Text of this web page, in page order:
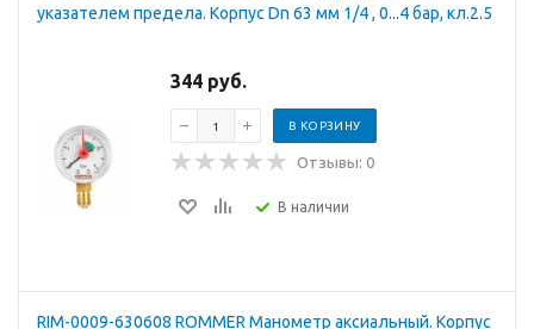
указателем предела. Корпус Dn 63 мм 1/4 , 0...4 бар, кл.2.5
344 руб.
В КОРЗИНУ
Отзывы: 0
В наличии
RIM-0009-630608 ROMMER Манометр аксиальный. Корпус